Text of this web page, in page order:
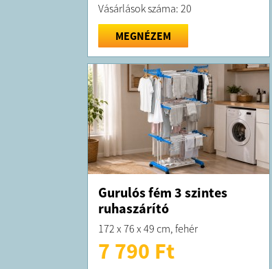
Vásárlások száma: 20
MEGNÉZEM
Gurulós fém 3 szintes
ruhaszárító
172 x 76 x 49 cm, fehér
7 790 Ft